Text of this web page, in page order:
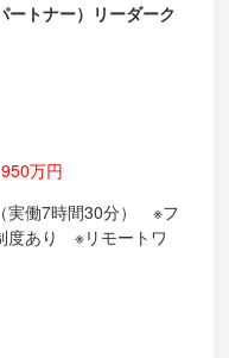
ートナー）リーダーク
万円
実働7時間30分） ※フ
度あり ※リモートワ